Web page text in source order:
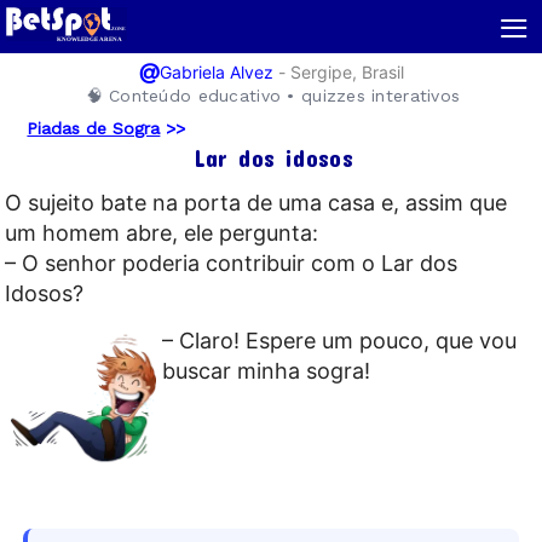
≡
@Gabriela Alvez - Sergipe, Brasil
🧠 Conteúdo educativo • quizzes interativos
Piadas de Sogra>>
Lar dos idosos
O sujeito bate na porta de uma casa e, assim que
um homem abre, ele pergunta:
– O senhor poderia contribuir com o Lar dos
Idosos?
– Claro! Espere um pouco, que vou
buscar minha sogra!